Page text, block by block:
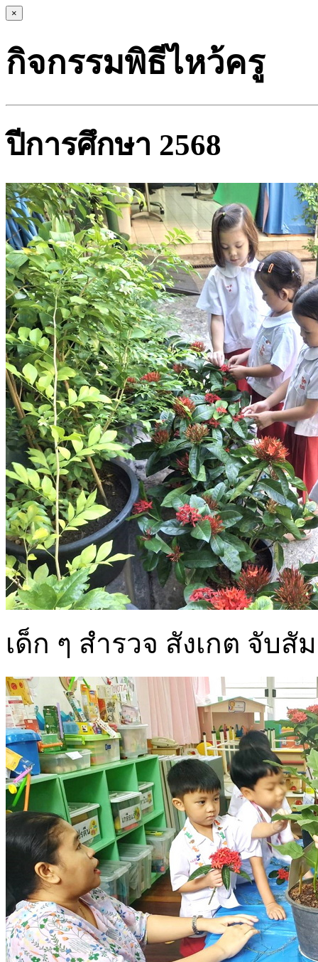
×
กิจกรรมพิธีไหว้ครู
ปีการศึกษา 2568
เด็ก ๆ สำรวจ สังเกต จับ